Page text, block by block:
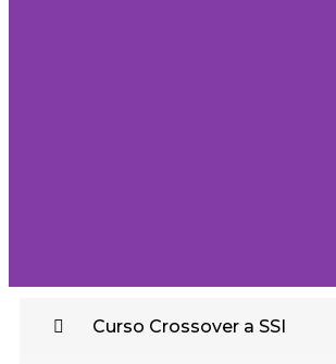
Curso Crossover a SSI